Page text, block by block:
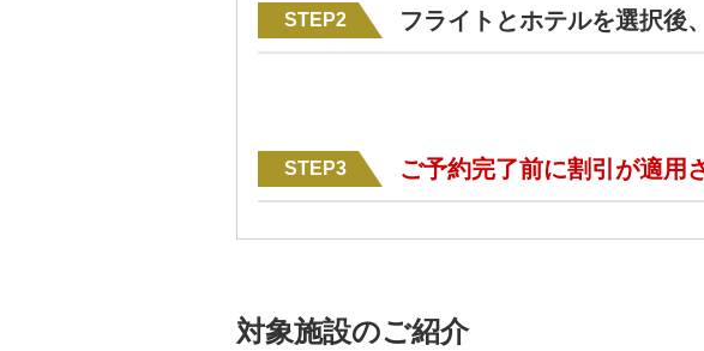
STEP2 フライトとホテルを選択後
STEP3 ご予約完了前に割引が適用
対象施設のご紹介